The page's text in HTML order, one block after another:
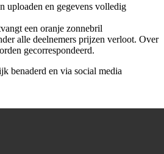
uploaden en gegevens volledig
een oranje zonnebril
alle deelnemers prijzen verloot. Over
gecorrespondeerd.
benaderd en via social media